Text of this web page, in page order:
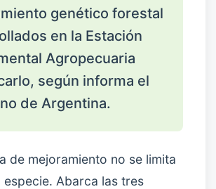
genético forestal
en la Estación
Agropecuaria
según informa el
de Argentina.
de mejoramiento no se limita
especie. Abarca las tres